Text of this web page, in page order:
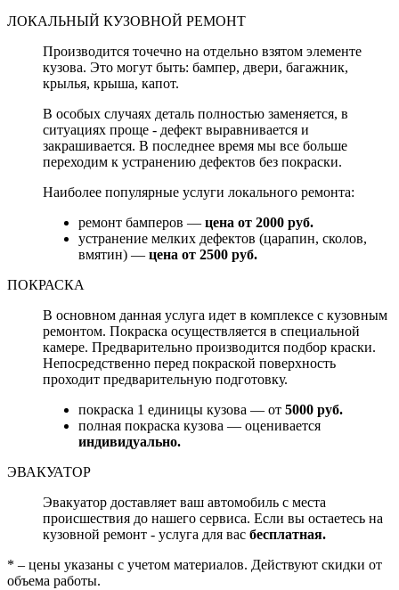
ЛОКАЛЬНЫЙ КУЗОВНОЙ РЕМОНТ
Производится точечно на отдельно взятом элементе
кузова. Это могут быть: бампер, двери, багажник,
крылья, крыша, капот.
В особых случаях деталь полностью заменяется, в
ситуациях проще - дефект выравнивается и
закрашивается. В последнее время мы все больше
переходим к устранению дефектов без покраски.
Наиболее популярные услуги локального ремонта:
ремонт бамперов — цена от 2000 руб.
устранение мелких дефектов (царапин, сколов,
вмятин) — цена от 2500 руб.
ПОКРАСКА
В основном данная услуга идет в комплексе с кузовным
ремонтом. Покраска осуществляется в специальной
камере. Предварительно производится подбор краски.
Непосредственно перед покраской поверхность
проходит предварительную подготовку.
покраска 1 единицы кузова — от 5000 руб.
полная покраска кузова — оценивается
индивидуально.
ЭВАКУАТОР
Эвакуатор доставляет ваш автомобиль с места
происшествия до нашего сервиса. Если вы остаетесь на
кузовной ремонт - услуга для вас бесплатная.
* – цены указаны с учетом материалов. Действуют скидки от
объема работы.